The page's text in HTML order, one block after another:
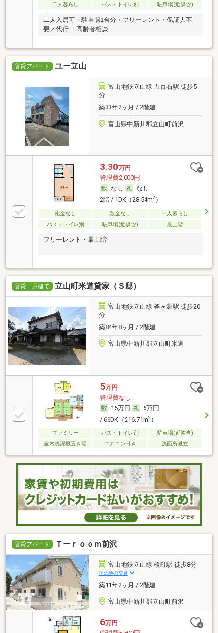
二人暮らし
バス・トイレ別 駐車場(近隣含)
二人入居可・駐車場2台分・フリーレント・保証人不
要／代行 ・高齢者相談
賃貸アパート ユー立山
富山地鉄立山線 五百石駅 徒歩5
分
築33年2ヶ月 / 2階建
富山県中新川郡立山町前沢
3.30万円
管理費2,000円
なし
なし
2階 / 1DK（28.54m2）
礼金なし 敷金なし
一人暮らし
バス・トイレ別
駐車場(近隣含) 最上階
フリーレント・最上階
賃貸一戸建て 立山町米道貸家（Ｓ邸）
富山地鉄立山線 釜ヶ淵駅 徒歩20
分
築84年8ヶ月 / 2階建
富山県中新川郡立山町米道
5万円
管理費なし
15万円
5万円
/ 6SDK（216.71m2）
ファミリー バス・トイレ別
駐車場(近隣含)
室内洗濯機置き場
エアコン付き 洗面所独立
賃貸アパート Ｔーｒｏｏｍ前沢
富山地鉄立山線 榎町駅 徒歩8分
その他の交通
築11年2ヶ月 / 2階建
富山県中新川郡立山町前沢
6万円